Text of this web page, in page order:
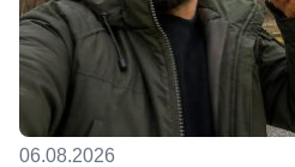
06.08.2026